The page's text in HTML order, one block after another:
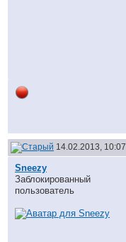
14.02.2013, 10:07
Sneezy
Заблокированный
пользователь